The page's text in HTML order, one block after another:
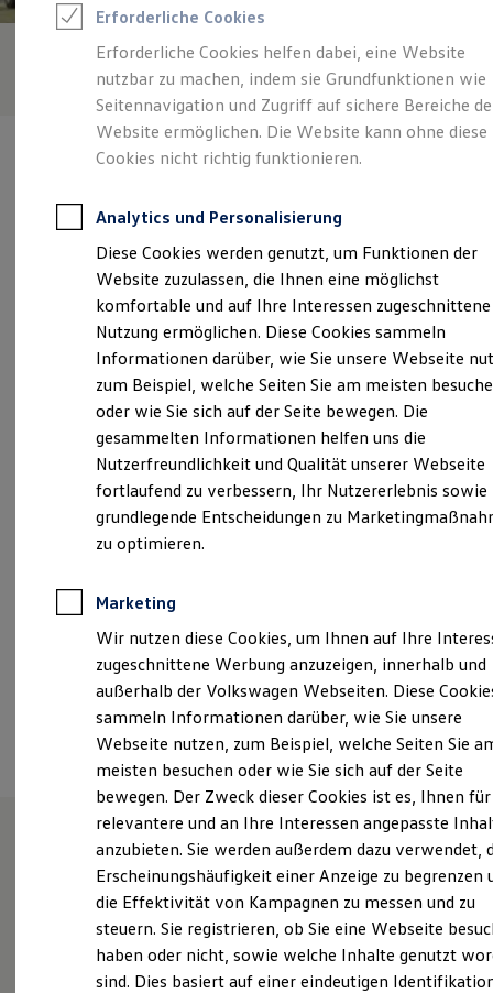
Rettungsdienste
ONE Business ID Vorteile
Fahrzeugsuche & Marktplatz
Fahrzeugsuche
Fahrzeuge online kaufen
Digitaler Marktplatz
Kauf & Finanzierung
Online-Fahrzeugbewertung
Für Privatkunden
Für Gewerbekunden
Profi Paket
TopDeal
Gebrauchtwagen
ProfiPartner für Gebrauchtwagen
Zertifizierte Gebrauchtwagen
Finanzierung
Für Privatkunden
Für Gewerbekunden
Leasing
Für Privatkunden
Für Gewerbekunden
Versicherungen & Garantien
Garantien
Kfz-Versicherung für Nutzfahrzeuge
Restschuldversicherung
Wartungsverträge
Reparatur & Service
Sommer-Special
Reparatur, Pflege & Inspektion
Servicetermin anfragen
Service-Vorteile bei Volkswagen Nutzfahrzeuge
ServicePlus
Economy Service
Räder & Reifen Service
Ersatzfahrzeuge
Notdienst und Pannenhilfe
Software, Konnektivität & Apps
California App
VW Connect für Ihren Transporter/Caravelle
VW Connect für Ihren Amarok
VW Connect für andere Modelle
Fleet Interface Data
Multistop Pathfinder
Übersicht Software Updates
Verantwortlich für die Inhalte auf dieser Seite ist die Autohaus
Reckziegel GmbH (Impressum & Rechtliches)
Altes Heidland 1, 27243 Harpstedt
info@autohaus-reckziegel.de
+49 4244 919990
Montag-Freitag 07:30-18:00 Uhr
Samstag
09:00 -12:00 Uhr
Ansprechpartner
Termin vereinbaren
Unsere Leistungenim
Überblick
Service
Erforderliche Cookies
Erforderliche Cookies helfen dabei, eine Website
nutzbar zu machen, indem sie Grundfunktionen wie
Seitennavigation und Zugriff auf sichere Bereiche
Website ermöglichen. Die Website kann ohne diese
Cookies nicht richtig funktionieren.
Analytics und Personalisierung
Diese Cookies werden genutzt, um Funktionen der
Website zuzulassen, die Ihnen eine möglichst
komfortable und auf Ihre Interessen zugeschnittene
Nutzung ermöglichen. Diese Cookies sammeln
Informationen darüber, wie Sie unsere Webseite
zum Beispiel, welche Seiten Sie am meisten
oder wie Sie sich auf der Seite bewegen. Die
gesammelten Informationen helfen uns die
Nutzerfreundlichkeit und Qualität unserer Webseite
fortlaufend zu verbessern, Ihr Nutzererlebnis sowie
grundlegende Entscheidungen zu
zu optimieren.
Marketing
Wir nutzen diese Cookies, um Ihnen auf Ihre
zugeschnittene Werbung anzuzeigen, innerhalb und
außerhalb der Volkswagen Webseiten. Diese
sammeln Informationen darüber, wie Sie unsere
Webseite nutzen, zum Beispiel, welche Seiten Sie
meisten besuchen oder wie Sie sich auf der Seite
bewegen. Der Zweck dieser Cookies ist es, Ihnen für
relevantere und an Ihre Interessen angepasste
anzubieten. Sie werden außerdem dazu verwendet,
Erscheinungshäufigkeit einer Anzeige zu begrenzen
die Effektivität von Kampagnen zu messen und zu
steuern. Sie registrieren, ob Sie eine Webseite
haben oder nicht, sowie welche Inhalte genutzt
sind. Dies basiert auf einer eindeutigen